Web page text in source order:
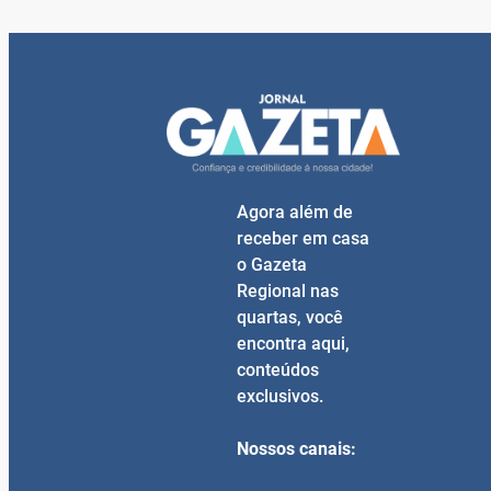
Agora além de
receber em casa
o Gazeta
Regional nas
quartas, você
encontra aqui,
conteúdos
exclusivos.
Nossos canais: